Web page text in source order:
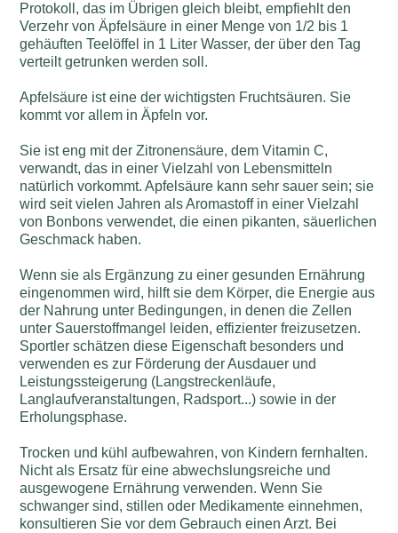
Protokoll, das im Übrigen gleich bleibt, empfiehlt den
Verzehr von Äpfelsäure in einer Menge von 1/2 bis 1
gehäuften Teelöffel in 1 Liter Wasser, der über den Tag
verteilt getrunken werden soll.
Apfelsäure ist eine der wichtigsten Fruchtsäuren. Sie
kommt vor allem in Äpfeln vor.
Sie ist eng mit der Zitronensäure, dem Vitamin C,
verwandt, das in einer Vielzahl von Lebensmitteln
natürlich vorkommt. Apfelsäure kann sehr sauer sein; sie
wird seit vielen Jahren als Aromastoff in einer Vielzahl
von Bonbons verwendet, die einen pikanten, säuerlichen
Geschmack haben.
Wenn sie als Ergänzung zu einer gesunden Ernährung
eingenommen wird, hilft sie dem Körper, die Energie aus
der Nahrung unter Bedingungen, in denen die Zellen
unter Sauerstoffmangel leiden, effizienter freizusetzen.
Sportler schätzen diese Eigenschaft besonders und
verwenden es zur Förderung der Ausdauer und
Leistungssteigerung (Langstreckenläufe,
Langlaufveranstaltungen, Radsport...) sowie in der
Erholungsphase.
Trocken und kühl aufbewahren, von Kindern fernhalten.
Nicht als Ersatz für eine abwechslungsreiche und
ausgewogene Ernährung verwenden. Wenn Sie
schwanger sind, stillen oder Medikamente einnehmen,
konsultieren Sie vor dem Gebrauch einen Arzt. Bei